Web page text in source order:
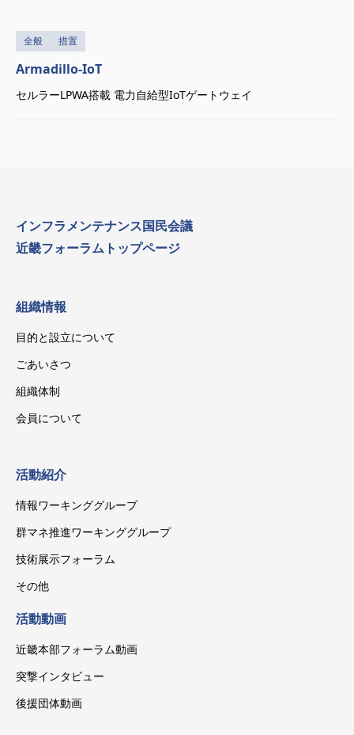
全般 措置
Armadillo-IoT
セルラーLPWA搭載 電力自給型IoTゲートウェイ
インフラメンテナンス国民会議
近畿フォーラムトップページ
組織情報
目的と設立について
ごあいさつ
組織体制
会員について
活動紹介
情報ワーキンググループ
群マネ推進ワーキンググループ
技術展示フォーラム
その他
活動動画
近畿本部フォーラム動画
突撃インタビュー
後援団体動画